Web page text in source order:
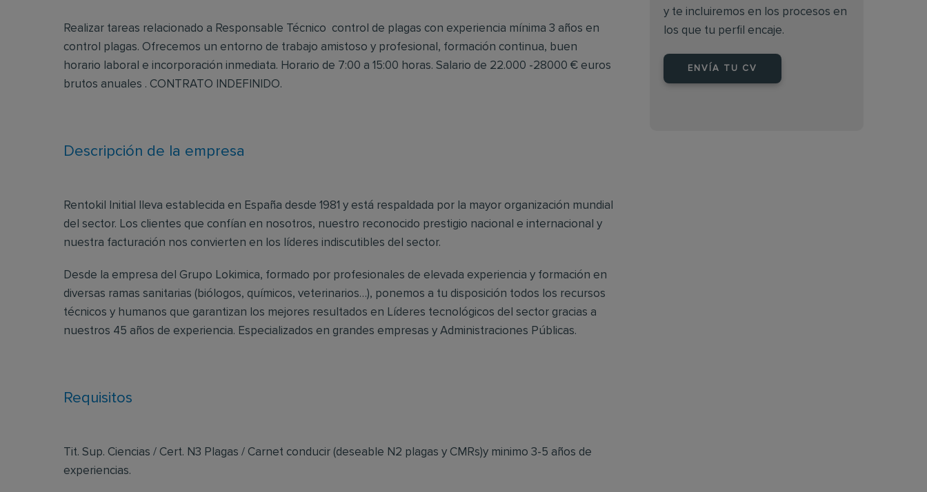
Realizar tareas relacionado a Responsable Técnico control de plagas con experiencia mínima 3 años en
control plagas. Ofrecemos un entorno de trabajo amistoso y profesional, formación continua, buen
horario laboral e incorporación inmediata. Horario de 7:00 a 15:00 horas. Salario de 22.000 -28000 € euros
brutos anuales . CONTRATO INDEFINIDO.
Descripción de la empresa
Rentokil Initial lleva establecida en España desde 1981 y está respaldada por la mayor organización mundial
del sector. Los clientes que confían en nosotros, nuestro reconocido prestigio nacional e internacional y
nuestra facturación nos convierten en los líderes indiscutibles del sector.
Desde la empresa del Grupo Lokimica, formado por profesionales de elevada experiencia y formación en
diversas ramas sanitarias (biólogos, químicos, veterinarios…), ponemos a tu disposición todos los recursos
técnicos y humanos que garantizan los mejores resultados en Líderes tecnológicos del sector gracias a
nuestros 45 años de experiencia. Especializados en grandes empresas y Administraciones Públicas.
Requisitos
Tit. Sup. Ciencias / Cert. N3 Plagas / Carnet conducir (deseable N2 plagas y CMRs)y minimo 3-5 años de
experiencias.
y te incluiremos en los procesos en
los que tu perfil encaje.
ENVÍA TU CV